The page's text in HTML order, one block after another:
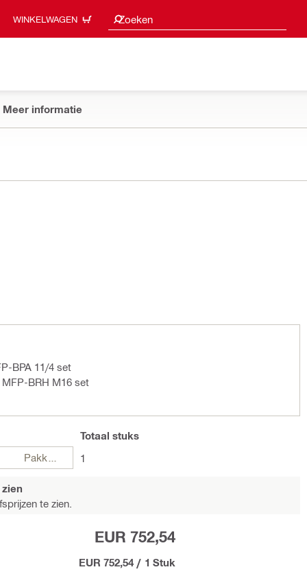
WINKELWAGEN Zoeken
Zoeksuggesties
Meer informatie
BPA 11/4 set
BRH M16 set
Pakketten
Totaal stuks
1
te zien.
EUR 752,54
EUR 752,54 / 1 Stuk